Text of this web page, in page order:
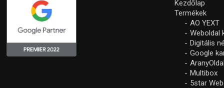
Kezdőlap
Termékek
AO YEXT
Weboldal
Digitális
Google
Multibox
5star